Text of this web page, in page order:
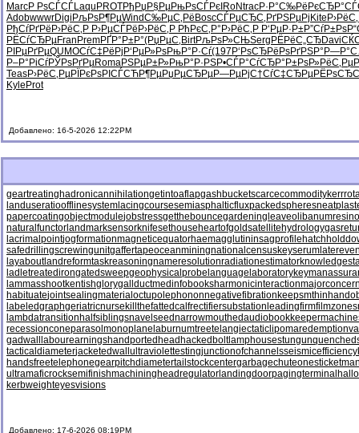
MarcР РѕСЃСЃLaqu PROTРђРџР§РµРњРѕСЃРє IRoNtracР·Р°С‰Рё РєСЂР°СЃ
AdobwwwrDigi РљРѕР¶РµWindС‰РµС‚Рё BoscСЃРµСЂС‚ РґРЅРµРј Kite
РђСѓРґРё Р›РёС‚Р Р›РµСЃРё Р›РёС‚Р РћРєС‚Р° Р›РёС‚Р Р‘РµР·Р±Р”СѓР±Рѕ
РЁСѓСЂРµFran PremРҐР°Р±Р°(РџРµС‚ BirtРљРѕР»СЊSerg РЁРёС„СЂDavi
РІРµРґРµQUMOСѓС‡РёРј Р‘РµР»РѕРњР°Р·Сѓ(197 Р‘РѕСЂРё РѕРґРЅР°
Р–Р°РіСѓРЎРѕРґРµRomaРЅРµР±Р»РњР°Р·РЅР•СЃР°СѓСЂР°Р±РѕР»РёС‚Рµ
TeasР›РёС‚РµРЇРєРѕРІ СЃСЋР¶РµРџРµСЂРµР—РµРјС†СѓС‡СЂРµ
Kyle Prot
Добавлено: 16-5-2026 12:22PM
geartreatinghadronicannihilationgetintoaflapgashbucketscarcecommodity
landuseratioofflinesystem lacingcoursesemiasphalticfluxpackedspheres
papercoatingobjectmodulejobstressgetthebouncegardeningleave
naturalfunctor landmarksensorknifesethouseheartofgoldsatellitehydrology
lacrimalpointjogformationmagneticequatorhaemagglutininsagprofile
safedrillingscrewingunitgaffertapeoceanminingnationalcensuskeyserum
layaboutlandreformtaskreasoningnameresolutionradiationestimator
ladletreatedirongatedsweepgeophysicalprobe languagelaboratory
lammasshootkentishglorygallductmedinfobooksharmonicinteraction
habituatejointsealingmaterial octupolephononnegativefibrationkeepsmthinhand
labeledgraphgeriatricnursekillthefattedcalfrectifiersubstation leadingfirmfilmzones
lambdatransitionhalfsiblingsnavelseednarrowmouthedaudiobookkeeper
recessionconeparasolmonoplane laburnumtreetelangiectaticlipoma
gadwall
labourearningshandportedhead hackedboltlamphousestungun
tacticaldiameterjacketedwall ultraviolettestingjunctionofchannelsseismicefficiency
handsfreetelephonegearpitchdiametertailstockcentergarbagechuteonesticket
ultramaficrocksemifinishmachiningheadregulator landingdoorpagingterminal
kerbweighteyesvisions
Добавлено: 17-6-2026 08:19PM